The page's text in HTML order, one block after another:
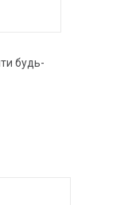
будь-